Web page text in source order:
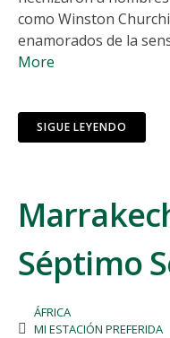
como Winston
enamorados de la
More
SIGUE LEYENDO
Séptimo
ÁFRICA
MI ESTACIÓN PREFERIDA